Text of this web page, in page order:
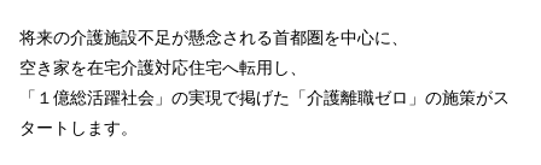
将来の介護施設不足が懸念される首都圏を中心に、
空き家を在宅介護対応住宅へ転用し、
「１億総活躍社会」の実現で掲げた「介護離職ゼロ」の施策がス
タートします。